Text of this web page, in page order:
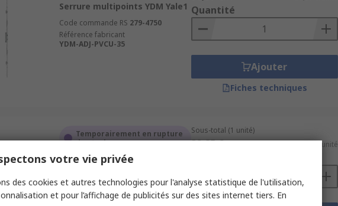
Serrure multipoints YDM Yale1
Code commande RS 279-4750
Référence fabricant
YDM-ADJ-PVCU-35
Quantité
Ajouter
Fiches techniques
Temporairement en rupture
de stock
Serrure multipoints YDM Yale1
Code commande RS 279-4752
Référence fabricant
YDM-GBLMASTD35T
Sous-total (1 unité)
32,85 € 32,85 €/unité
votre vie privée
des cookies et autres technologies pour l'analyse statistique de l'utilisation,
et pour l’affichage de publicités sur des sites internet tiers. En